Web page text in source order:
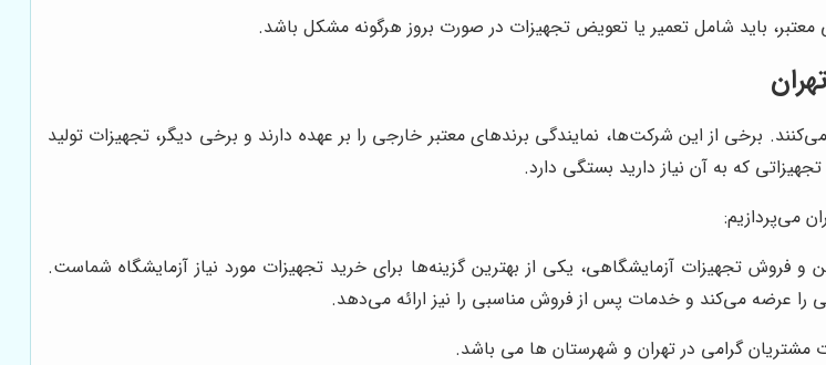
باید شامل تعمیر یا تعویض تجهیزات در صورت بروز هرگونه مشکل باشد.
برخی از این شرکت‌ها، نمایندگی برندهای معتبر خارجی را بر عهده دارند و برخی دیگر، تجهیزات تولید
که به آن نیاز دارید بستگی دارد.
می‌پردازیم:
و فروش تجهیزات آزمایشگاهی، یکی از بهترین گزینه‌ها برای خرید تجهیزات مورد نیاز آزمایشگاه شماست.
را عرضه می‌کند و خدمات پس از فروش مناسبی را نیز ارائه می‌دهد.
گرامی در تهران و شهرستان ها می باشد.